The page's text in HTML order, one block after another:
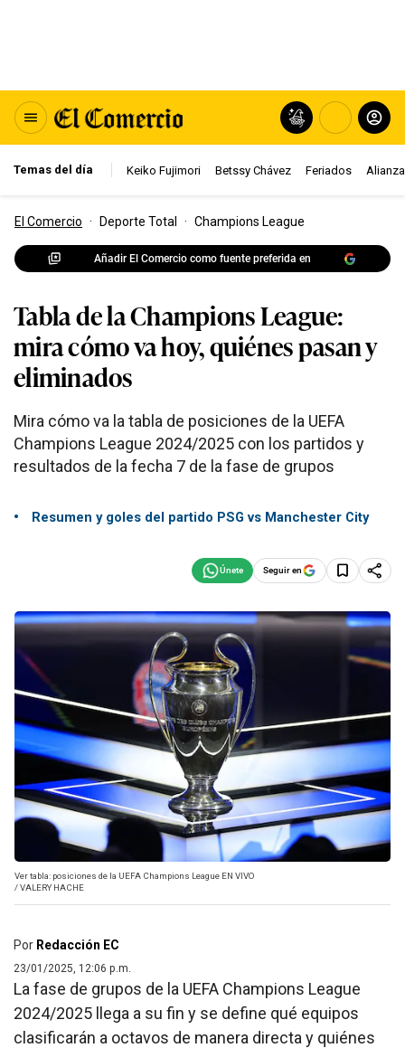
Temas del día Keiko Fujimori Betssy Chávez Feriados
El Comercio · Deporte Total · Champions League
Añadir El Comercio como fuente preferida en
Tabla de la Champions League:
mira cómo va hoy, quiénes pasan y
eliminados
Mira cómo va la tabla de posiciones de la UEFA
Champions League 2024/2025 con los partidos y
resultados de la fecha 7 de la fase de grupos
Resumen y goles del partido PSG vs Manchester City
Seguir en
Ver tabla: posiciones de la UEFA Champions League EN VIVO
/VALERY HACHE
Por Redacción EC
23/01/2025, 12:06 p.m.
La fase de grupos de la UEFA Champions League
2024/2025 llega a su fin y se define qué equipos
clasificarán a octavos de manera directa y quiénes